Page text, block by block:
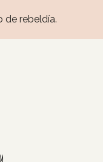
de rebeldía.